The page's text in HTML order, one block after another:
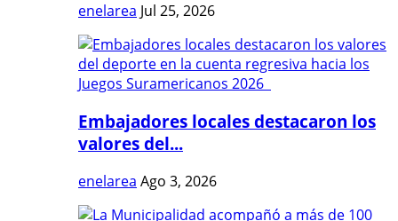
enelarea Jul 25, 2026
Embajadores locales destacaron los
valores del...
enelarea Ago 3, 2026